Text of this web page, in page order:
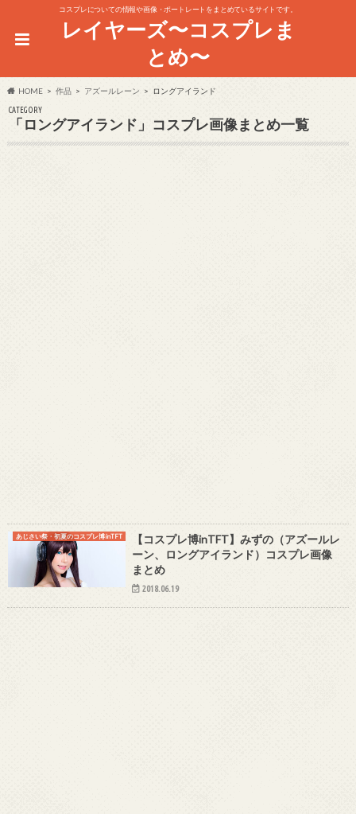
コスプレについての情報や画像・ポートレートをまとめているサイトです。
レイヤーズ〜コスプレま
とめ〜
HOME 作品 アズールレーン ロングアイランド
CATEGORY
「ロングアイランド」コスプレ画像まとめ一覧
あじさい祭・初夏のコスプレ博inTFT
【コスプレ博inTFT】みずの（アズールレ
ーン、ロングアイランド）コスプレ画像
まとめ
2018.06.19